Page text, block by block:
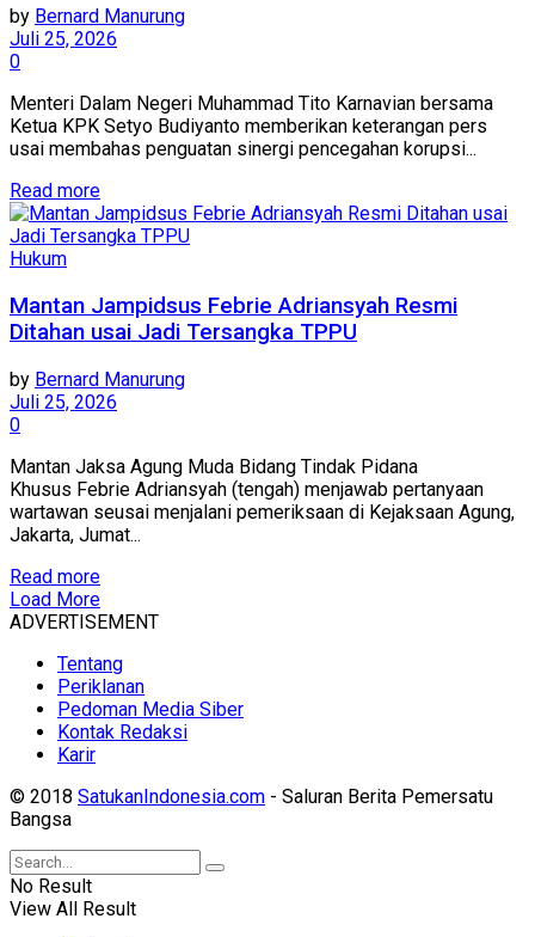
by Bernard Manurung
Juli 25, 2026
0
Menteri Dalam Negeri Muhammad Tito Karnavian bersama
Ketua KPK Setyo Budiyanto memberikan keterangan pers
usai membahas penguatan sinergi pencegahan korupsi...
Read more
Hukum
Mantan Jampidsus Febrie Adriansyah Resmi
Ditahan usai Jadi Tersangka TPPU
by Bernard Manurung
Juli 25, 2026
0
Mantan Jaksa Agung Muda Bidang Tindak Pidana
Khusus Febrie Adriansyah (tengah) menjawab pertanyaan
wartawan seusai menjalani pemeriksaan di Kejaksaan Agung,
Jakarta, Jumat...
Read more
Load More
ADVERTISEMENT
Tentang
Periklanan
Pedoman Media Siber
Kontak Redaksi
Karir
© 2018 SatukanIndonesia.com - Saluran Berita Pemersatu
Bangsa
No Result
View All Result